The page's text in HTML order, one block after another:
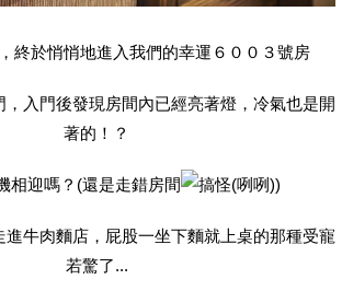
終於悄悄地進入我們的幸運６００３號房
，入門後發現房間內已經亮著燈，冷氣也是開
著的！？
相迎嗎？(還是走錯房間 )
牛肉麵店，屁股一坐下麵就上桌的那種受寵
若驚了...